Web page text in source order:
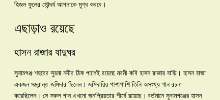
হিজল ফুলের সৌন্দর্য আপনাকে মুগ্ধ করবে।
এছাড়াও রয়েছে
হাসন রাজার যাদুঘর
সুনামগঞ্জ শহরের সুরমা নদীর ঠিক পাশেই রয়েছে মরমী কবি হাসন রাজার বাড়ি। হাসন রাজা
একজন সম্ভ্রান্ত জমিদার ছিলেন। জমিদারির পাশাপাশি তিনি অসংখ্য গান রচনা
করেছিলেন। সে সকল গান এখনো জনপ্রিয়তার শীর্ষে রয়েছে। বর্তমানে সুনামগঞ্জের হাসন